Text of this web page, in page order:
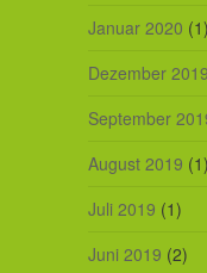
Januar 2020 (1)
Dezember 2019
September
August 2019 (1)
Juli 2019 (1)
Juni 2019 (2)